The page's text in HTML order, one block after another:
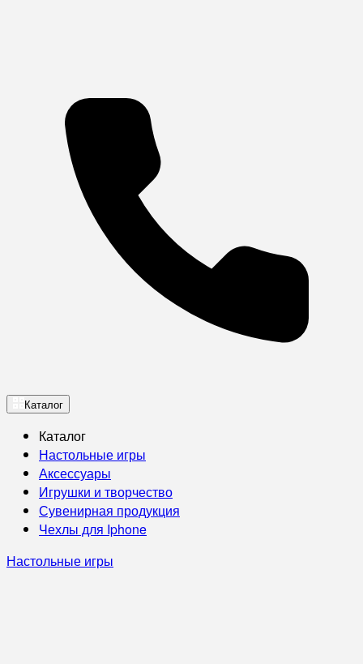
Каталог
Каталог
Настольные игры
Аксессуары
Игрушки и творчество
Сувенирная продукция
Чехлы для Iphone
Настольные игры